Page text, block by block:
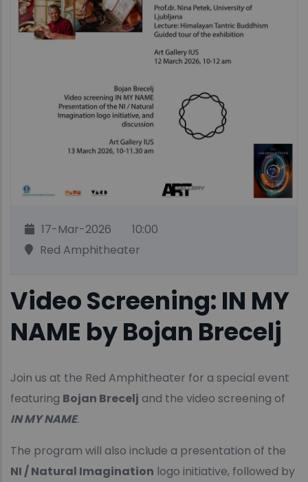
17-Mar-2026
10:00
Red Amphitheater
Video Screening: IN MY
NAME by Bojan Brecelj
Join us at the Red Amphitheater for a special event
featuring Bojan Brecelj and the video screening of
IN MY NAME.
The program will also include a presentation of the
NI / Natural Imagination logo initiative, followed by